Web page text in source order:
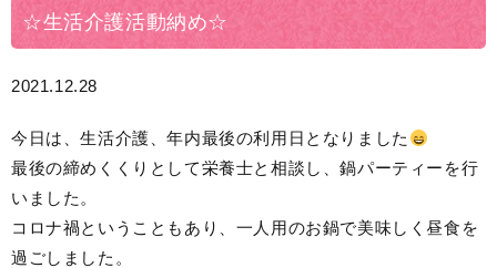
☆生活介護活動納め☆
2021.12.28
今日は、生活介護、年内最後の利用日となりました
最後の締めくくりとして栄養士と相談し、鍋パーティーを行
いました。
コロナ禍ということもあり、一人用のお鍋で美味しく昼食を
過ごしました。